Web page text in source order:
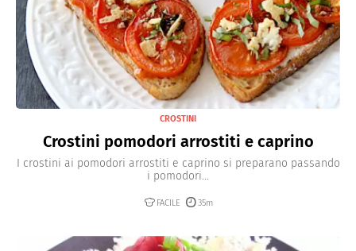
CROSTINI
Crostini pomodori arrostiti e caprino
I crostini ai pomodori arrostiti e caprino si preparano passando
i pomodori...
FACILE 35m